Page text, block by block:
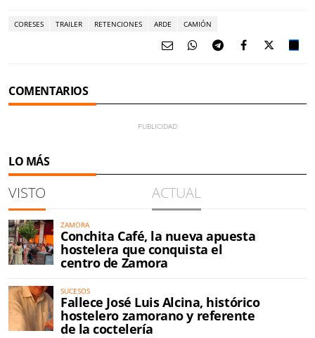
CORESES TRAILER RETENCIONES ARDE CAMIÓN
COMENTARIOS
LO MÁS
VISTO ACTUAL
ZAMORA
Conchita Café, la nueva apuesta
hostelera que conquista el
centro de Zamora
SUCESOS
Fallece José Luis Alcina, histórico
hostelero zamorano y referente
de la coctelería